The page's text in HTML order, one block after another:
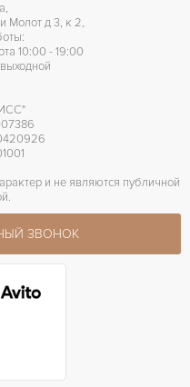
Молот д 3, к 2,
10:00 - 19:00
и не являются публичной
ЗВОНОК